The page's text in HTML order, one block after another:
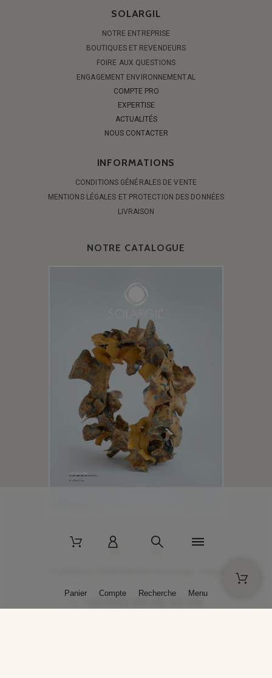
SOLARGIL
NOTRE ENTREPRISE
BOUTIQUES ET REVENDEURS
FOIRE AUX QUESTIONS
ENGAGEMENT ENVIRONNEMENTAL
COMPTE PRO
EXPERTISE
ACTUALITÉS
NOUS CONTACTER
INFORMATIONS
CONDITIONS GÉNÉRALES DE VENTE
MENTIONS LÉGALES ET PROTECTION DES DONNÉES
LIVRAISON
NOTRE CATALOGUE
+33 (0)3 86 45 50 00
Panier Compte Recherche Menu